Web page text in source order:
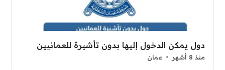
دول يمكن الدخول إليها بدون تأشيرة للعمانيين
منذ 8 أشهر عمان